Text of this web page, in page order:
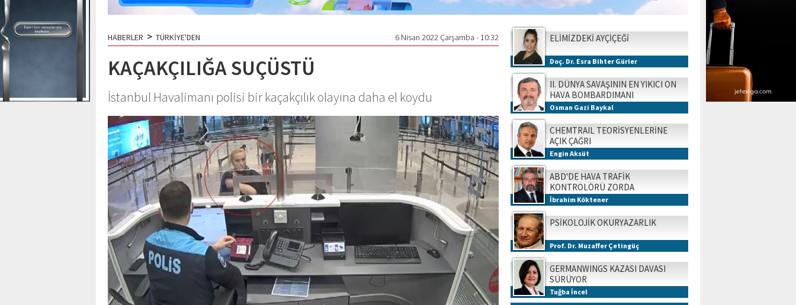
HABERLER > TÜRKİYE'DEN 6 Nisan 2022 Çarşamba - 10:32
KAÇAKÇILIĞA SUÇÜSTÜ
İstanbul Havalimanı polisi bir kaçakçılık olayına daha el koydu
ELİMİZDEKİ AYÇİÇEĞİ
Doç. Dr. Esra Bihter Gürler
II. DÜNYA SAVAŞININ EN YIKICI ON
HAVA BOMBARDIMANI
Osman Gazi Baykal
CHEMTRAIL TEORİSYENLERİNE
AÇIK ÇAĞRI
Engin Aksüt
ABD'DE HAVA TRAFİK
KONTROLÖRÜ ZORDA
İbrahim Köktener
PSİKOLOJİK OKURYAZARLIK
Prof. Dr. Muzaffer Çetingüç
GERMANWINGS KAZASI DAVASI
SÜRÜYOR
Tuğba İncel